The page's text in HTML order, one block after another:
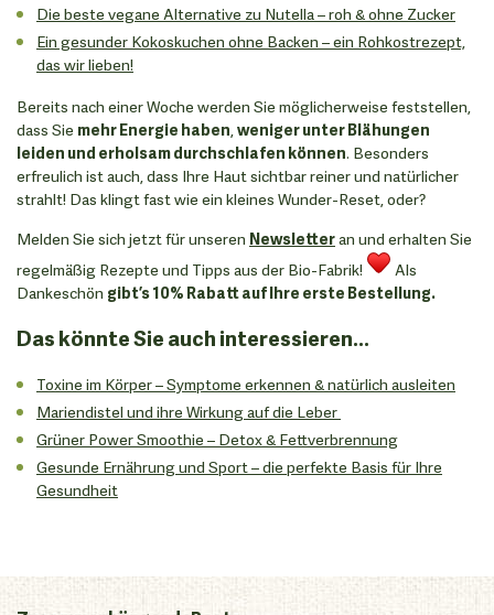
Die beste vegane Alternative zu Nutella – roh & ohne Zucker
Ein gesunder Kokoskuchen ohne Backen – ein Rohkostrezept,
das wir lieben!
Bereits nach einer Woche werden Sie möglicherweise feststellen,
dass Sie mehr Energie haben weniger unter Blähungen
leiden und erholsam durchschlafen können. Besonders
erfreulich ist auch, dass Ihre Haut sichtbar reiner und natürlicher
strahlt! Das klingt fast wie ein kleines Wunder-Reset, oder?
Melden Sie sich jetzt für unseren Newsletteran und erhalten Sie
regelmäßig Rezepte und Tipps aus der Bio-Fabrik!
Als
Dankeschön gibt’s 10% Rabatt auf Ihre erste Bestellung.
Das könnte Sie auch interessieren...
Toxine im Körper – Symptome erkennen & natürlich ausleiten
Mariendistel und ihre Wirkung auf die Leber
Grüner Power Smoothie – Detox & Fettverbrennung
Gesunde Ernährung und Sport – die perfekte Basis für Ihre
Gesundheit